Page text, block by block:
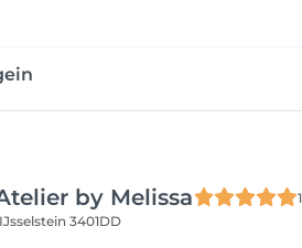
by Melissa
IJsselstein 3401DD